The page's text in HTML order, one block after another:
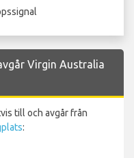
Virgin Australia
till och avgår från
: